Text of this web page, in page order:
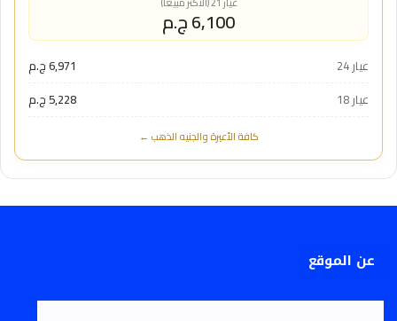
6,100 ج.م
عيار 24
6,971 ج.م
عيار 18
5,228 ج.م
كافة الأعيرة والجنيه الذهب ←
عن الموقع